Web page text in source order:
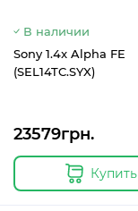
В наличии
Sony 1.4x Alpha FE
(SEL14TC.SYX)
23579грн.
Купить